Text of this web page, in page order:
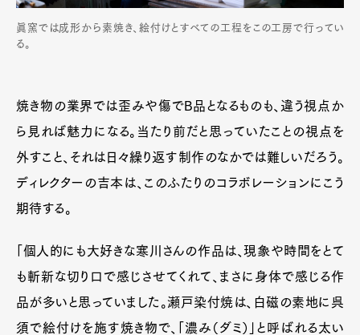
眞窯では成形から素焼き、絵付けとすべての工程をこの工房で行ってい
る。
焼き物の業界では歪みや傷でB品となるものも、違う視点か
ら見れば魅力になる。当たり前だと思っていたことの視点を
外すこと、それは日々繰り返す制作のなかでは難しいだろう。
ディレクターの吉本は、このふたりのコラボレーションにこう
期待する。
「個人的にも大好きな寒川さんの作品は、現象や時間をとて
も斬新な切り口で感じさせてくれて、まさに身体で感じる作
品が多いと思っていました。瀬戸染付焼は、白磁の素地に呉
須で絵付けを施す焼き物で、「濃み（ダミ）」と呼ばれる太い